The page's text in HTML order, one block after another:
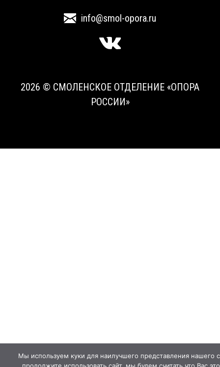
Мы используем куки для наилучшего представления нашего
info@smol-opora.ru
2026 © СМОЛЕНСКОЕ ОТДЕЛЕНИЕ «ОПОРА
РОССИИ»